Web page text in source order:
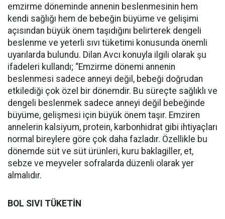
emzirme döneminde annenin beslenmesinin hem
kendi sağlığı hem de bebeğin büyüme ve gelişimi
açısından büyük önem taşıdığını belirterek dengeli
beslenme ve yeterli sıvı tüketimi konusunda önemli
uyarılarda bulundu. Dilan Avcı konuyla ilgili olarak şu
ifadeleri kullandı; “Emzirme dönemi annenin
beslenmesi sadece anneyi değil, bebeği doğrudan
etkilediği çok özel bir dönemdir. Bu süreçte sağlıklı ve
dengeli beslenmek sadece anneyi değil bebeğinde
büyüme, gelişmesi için büyük önem taşır. Emziren
annelerin kalsiyum, protein, karbonhidrat gibi ihtiyaçları
normal bireylere göre çok daha fazladır. Özellikle bu
dönemde süt ve süt ürünleri, kuru baklagiller, et,
sebze ve meyveler sofralarda düzenli olarak yer
almalıdır.
BOL SIVI TÜKETİN